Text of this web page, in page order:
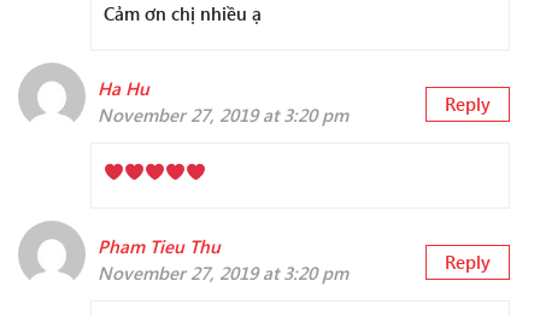
Cảm ơn chị nhiều ạ
Ha Hu
November 27, 2019 at 3:20 pm
Reply
Pham Tieu Thu
November 27, 2019 at 3:20 pm
Reply